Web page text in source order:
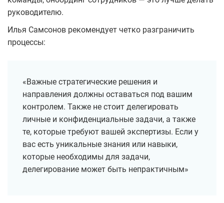
руководителю.
Илья Самсонов рекомендует четко разграничить
процессы:
«Важные стратегические решения и
направления должны оставаться под вашим
контролем. Также не стоит делегировать
личные и конфиденциальные задачи, а также
те, которые требуют вашей экспертизы. Если у
вас есть уникальные знания или навыки,
которые необходимы для задачи,
делегирование может быть непрактичным»